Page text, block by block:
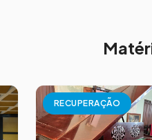
RECUPERAÇÃO